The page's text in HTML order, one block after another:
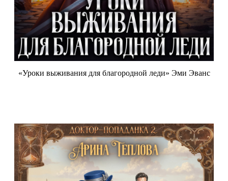
«Уроки выживания для благородной леди» Эми Эванс